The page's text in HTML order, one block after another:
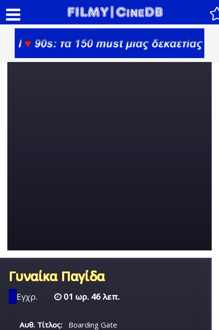
Γυναίκα Παγίδα
Εγχρ. 01 ωρ. 46 λεπ.
Αυθ. Τίτλος:
Boarding Gate